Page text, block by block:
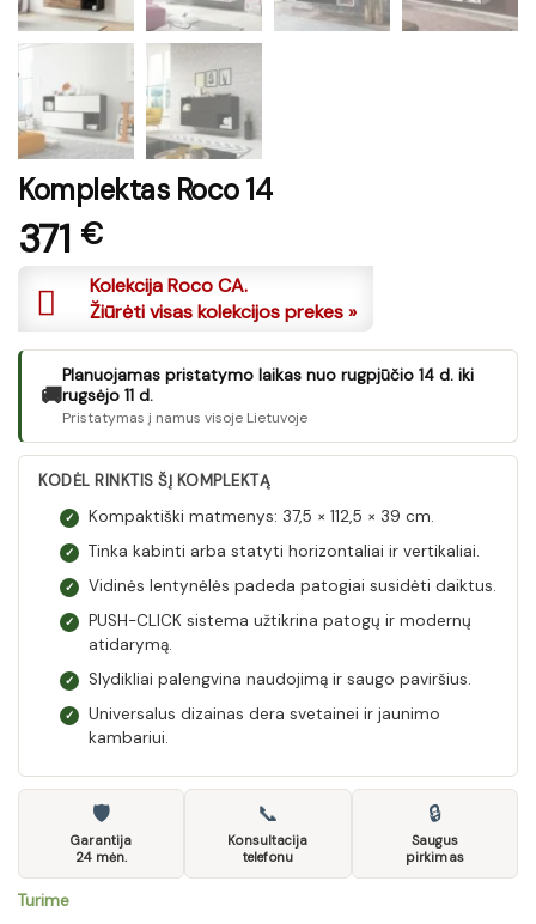
Komplektas Roco 14
371 €
Kolekcija Roco CA.
Žiūrėti visas kolekcijos prekes »
🚚
Planuojamas pristatymo laikas nuo rugpjūčio 14 d. iki
rugsėjo 11 d.
Pristatymas į namus visoje Lietuvoje
KODĖL RINKTIS ŠĮ KOMPLEKTĄ
✓ Kompaktiški matmenys: 37,5 × 112,5 × 39 cm.
✓ Tinka kabinti arba statyti horizontaliai ir vertikaliai.
✓ Vidinės lentynėlės padeda patogiai susidėti daiktus.
✓
PUSH-CLICK sistema užtikrina patogų ir modernų
atidarymą.
✓ Slydikliai palengvina naudojimą ir saugo paviršius.
✓
Universalus dizainas dera svetainei ir jaunimo
kambariui.
🛡
Garantija
24 mėn.
📞
Konsultacija
telefonu
🔒
Saugus
pirkimas
Turime